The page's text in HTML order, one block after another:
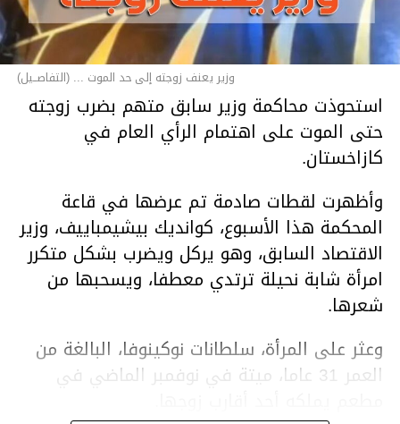
وزير يعنف زوجته إلى حد الموت ... (التفاصــيل)
استحوذت محاكمة وزير سابق متهم بضرب زوجته
حتى الموت على اهتمام الرأي العام في
كازاخستان.
وأظهرت لقطات صادمة تم عرضها في قاعة
المحكمة هذا الأسبوع، كوانديك بيشيمباييف، وزير
الاقتصاد السابق، وهو يركل ويضرب بشكل متكرر
امرأة شابة نحيلة ترتدي معطفا، ويسحبها من
شعرها.
وعثر على المرأة، سلطانات نوكينوفا، البالغة من
العمر 31 عاما، ميتة في نوفمبر الماضي في